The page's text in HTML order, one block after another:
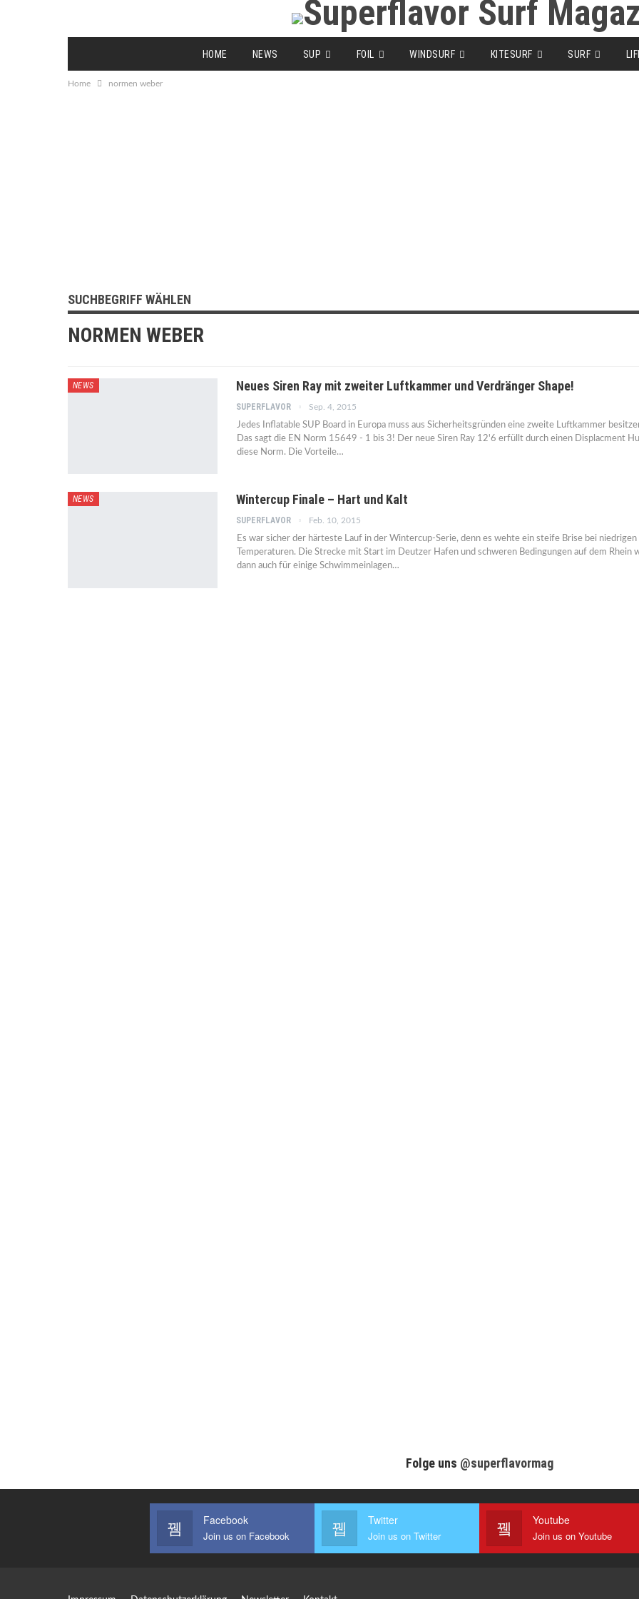
HOME NEWS SUP FOIL WINDSURF KITESURF SURF
Home normen weber
SUCHBEGRIFF WÄHLEN
NORMEN WEBER
NEWS Neues Siren Ray mit zweiter Luftkammer und Verdränger Shape!
SUPERFLAVOR Sep. 4, 2015
Jedes Inflatable SUP Board in Europa muss aus Sicherheitsgründen eine zweite Luftkammer
Das sagt die EN Norm 15649 - 1 bis 3! Der neue Siren Ray 12'6 erfüllt durch einen Displacment Hull
diese Norm. Die Vorteile…
NEWS Wintercup Finale – Hart und Kalt
SUPERFLAVOR Feb. 10, 2015
Es war sicher der härteste Lauf in der Wintercup-Serie, denn es wehte ein steife Brise bei niedrigen
Temperaturen. Die Strecke mit Start im Deutzer Hafen und schweren Bedingungen auf dem Rhein
dann auch für einige Schwimmeinlagen…
Folge uns @superflavormag
Facebook
Join us on Facebook
Twitter
Join us on Twitter
Youtube
Join us on Youtube